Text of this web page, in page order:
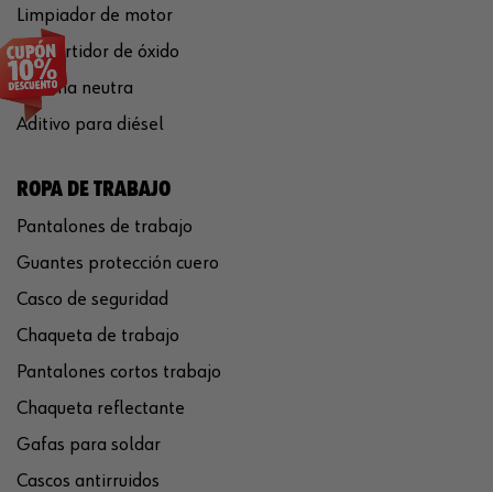
Limpiador de motor
Convertidor de óxido
Silicona neutra
Aditivo para diésel
ROPA DE TRABAJO
Pantalones de trabajo
Guantes protección cuero
Casco de seguridad
Chaqueta de trabajo
Pantalones cortos trabajo
Chaqueta reflectante
Gafas para soldar
Cascos antirruidos